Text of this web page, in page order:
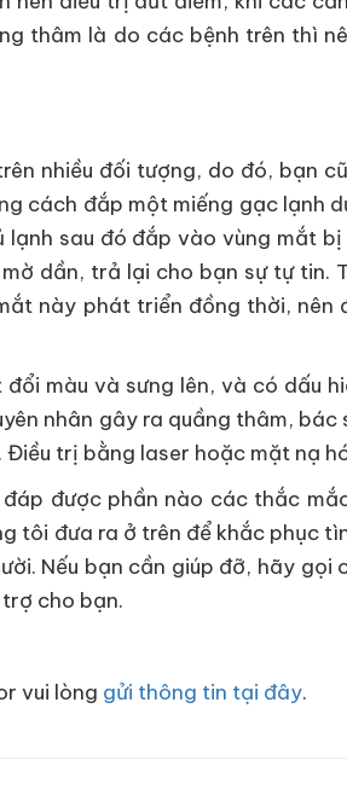
thâm là do các bệnh trên thì
nhiều đối tượng, do đó, bạn
cách đắp một miếng gạc lạnh
sau đó đắp vào vùng mắt
dần, trả lại cho bạn sự tự tin.
này phát triển đồng thời,
màu và sưng lên, và có dấu
nhân gây ra quầng thâm,
trị bằng laser hoặc mặt nạ
được phần nào các thắc
tôi đưa ra ở trên để khắc phục
Nếu bạn cần giúp đỡ, hãy gọi
cho bạn.
vui lòng gửi thông tin tại đây.